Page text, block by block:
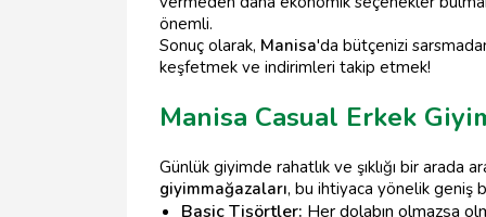
önemli.
Sonuç olarak, Manisa'da bütçenizi
keşfetmek ve indirimleri takip etmek!
Manisa Casual Erkek
Günlük giyimde rahatlık ve şıklığı bir arada
giyimmağazaları, bu ihtiyaca yönelik geniş
Basic Tişörtler: Her dolabın olmazsa